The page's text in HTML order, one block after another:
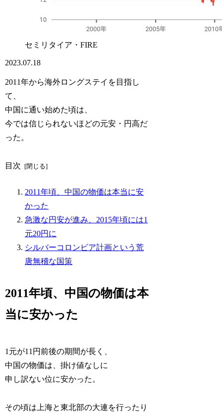
セミリタイア・FIRE
2023.07.18
2011年から海外ロングステイを目指し
て、
中国に通い始めた頃は、
今では信じられないほどの元安・円高だ
った。
目次
2011年頃、中国の物価は本当に安
かった
急激な円安が進み、2015年頃には1
元20円に
シルバーコロンビア計画という荒
唐無稽な国策
2011年頃、中国の物価は本
当に安かった
1元が11円前後の期間が長く、
中国の物価は、掛け値なしに
申し訳ない位に安かった。
その頃は上海と東北部の大連を行ったり